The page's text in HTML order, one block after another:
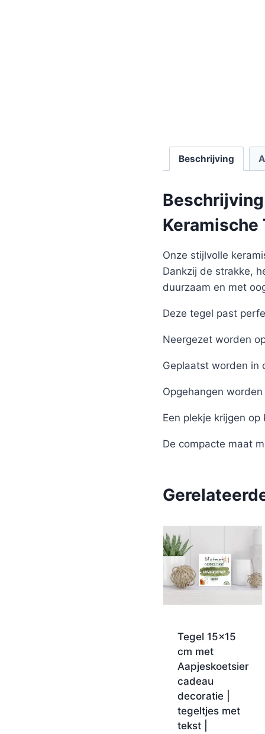
Beschrijving
Beschrijving
Keramische
Onze stijlvolle
Dankzij de strakke,
duurzaam en met
Deze tegel past
Neergezet worden
Geplaatst worden in
Opgehangen
Een plekje krijgen
De compacte maat
Tegel 15×15
cm met
Aapjeskoetsier
cadeau
decoratie |
tegeltjes met
tekst |